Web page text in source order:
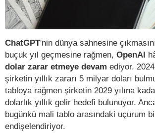
ChatGPT'nin dünya sahnesine
buçuk yıl geçmesine rağmen, OpenAI
dolar zarar etmeye devam ediyor.
şirketin yıllık zararı 5 milyar doları
tabloya rağmen şirketin 2029 yılına
dolarlık yıllık gelir hedefi bulunuyor.
bugünkü mali tablo arasındaki uçurum
endişelendiriyor.